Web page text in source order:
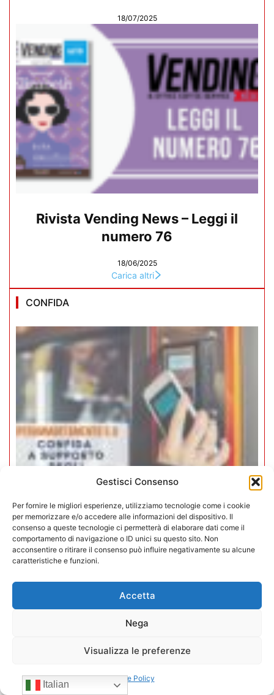
Gestisci Consenso
Per fornire le migliori esperienze, utilizziamo tecnologie come i cookie
per memorizzare e/o accedere alle informazioni del dispositivo. Il
consenso a queste tecnologie ci permetterà di elaborare dati come il
comportamento di navigazione o ID unici su questo sito. Non
acconsentire o ritirare il consenso può influire negativamente su alcune
caratteristiche e funzioni.
Accetta
Nega
Visualizza le preferenze
Cookie Policy
18/07/2025
Rivista Vending News – Leggi il
numero 76
18/06/2025
Carica altri
CONFIDA
Iperammortamento 5.0. CONFIDA
apre uno sportello dedicato per gli
associati
27/07/2026
Italian